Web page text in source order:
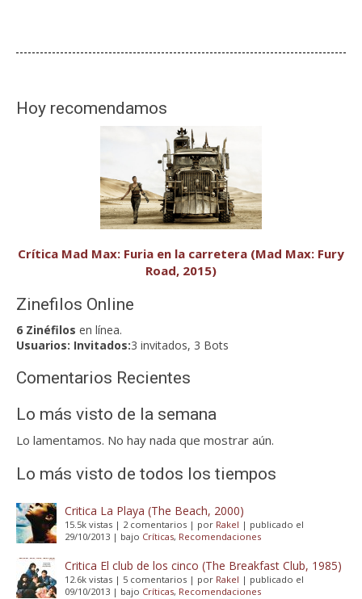
Hoy recomendamos
Crítica Mad Max: Furia en la carretera (Mad Max: Fury
Road, 2015)
Zinefilos Online
6 Zinéfilos en línea.
Usuarios: Invitados:3 invitados, 3 Bots
Comentarios Recientes
Lo más visto de la semana
Lo lamentamos. No hay nada que mostrar aún.
Lo más visto de todos los tiempos
Critica La Playa (The Beach, 2000)
15.5k vistas | 2 comentarios | por Rakel | publicado el
29/10/2013 | bajo Críticas, Recomendaciones
Critica El club de los cinco (The Breakfast Club, 1985)
12.6k vistas | 5 comentarios | por Rakel | publicado el
09/10/2013 | bajo Críticas, Recomendaciones